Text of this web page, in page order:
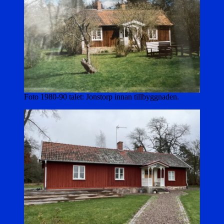
Foto 1980-90 talet: Jonstorp innan tillbyggnaden.